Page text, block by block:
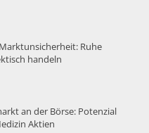
Ruhe
handeln
an der Börse: Potenzial
Aktien